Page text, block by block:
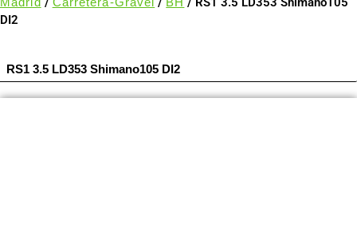
DI2
RS1 3.5 LD353 Shimano105 DI2